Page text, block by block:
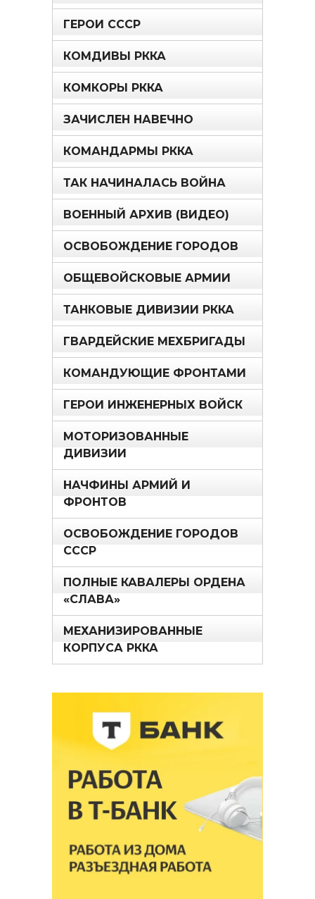
ГЕРОИ СССР
КОМДИВЫ РККА
КОМКОРЫ РККА
ЗАЧИСЛЕН НАВЕЧНО
КОМАНДАРМЫ РККА
ТАК НАЧИНАЛАСЬ ВОЙНА
ВОЕННЫЙ АРХИВ (ВИДЕО)
ОСВОБОЖДЕНИЕ ГОРОДОВ
ОБЩЕВОЙСКОВЫЕ АРМИИ
ТАНКОВЫЕ ДИВИЗИИ РККА
ГВАРДЕЙСКИЕ МЕХБРИГАДЫ
КОМАНДУЮЩИЕ ФРОНТАМИ
ГЕРОИ ИНЖЕНЕРНЫХ ВОЙСК
МОТОРИЗОВАННЫЕ
ДИВИЗИИ
НАЧФИНЫ АРМИЙ И
ФРОНТОВ
ОСВОБОЖДЕНИЕ ГОРОДОВ
СССР
ПОЛНЫЕ КАВАЛЕРЫ ОРДЕНА
«СЛАВА»
МЕХАНИЗИРОВАННЫЕ
КОРПУСА РККА